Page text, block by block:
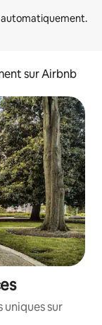
sur Airbnb
uniques sur